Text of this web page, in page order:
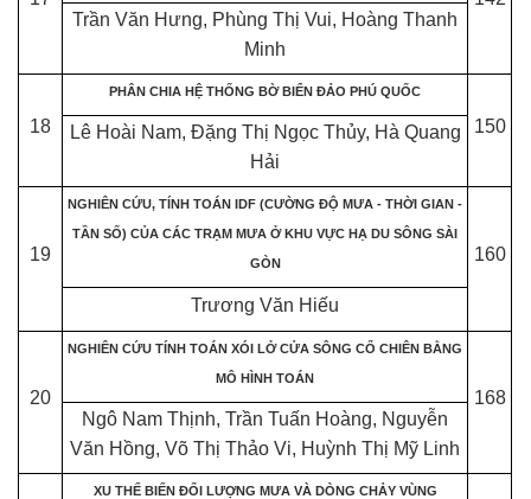
Trần Văn Hưng, Phùng Thị Vui, Hoàng Thanh
Minh
18
PHÂN CHIA HỆ THỐNG BỜ BIỂN ĐẢO PHÚ QUỐC
150
Lê Hoài Nam, Đặng Thị Ngọc Thủy, Hà Quang
Hải
19
NGHIÊN CỨU, TÍNH TOÁN IDF (CƯỜNG ĐỘ MƯA - THỜI GIAN -
TẦN SỐ) CỦA CÁC TRẠM MƯA Ở KHU VỰC HẠ DU SÔNG SÀI
GÒN 160
Trương Văn Hiếu
20
NGHIÊN CỨU TÍNH TOÁN XÓI LỞ CỬA SÔNG CỔ CHIÊN BẰNG
MÔ HÌNH TOÁN
168
Ngô Nam Thịnh, Trần Tuấn Hoàng, Nguyễn
Văn Hồng, Võ Thị Thảo Vi, Huỳnh Thị Mỹ Linh
XU THẾ BIẾN ĐỔI LƯỢNG MƯA VÀ DÒNG CHẢY VÙNG